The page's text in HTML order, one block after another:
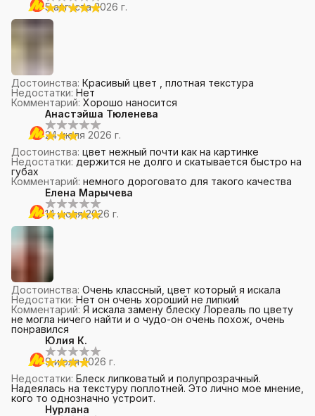
5 августа 2026 г.
Достоинства: Красивый цвет , плотная текстура
Недостатки: Нет
Комментарий: Хорошо наносится
Анастэйша Тюленева
24 июля 2026 г.
Достоинства: цвет нежный почти как на картинке
Недостатки: держится не долго и скатывается быстро на
губах
Комментарий: немного дороговато для такого качества
Елена Марычева
14 июля 2026 г.
Достоинства: Очень классный, цвет который я искала
Недостатки: Нет он очень хороший не липкий
Комментарий: Я искала замену блеску Лореаль по цвету
не могла ничего найти и о чудо-он очень похож, очень
понравился
Юлия К.
9 июля 2026 г.
Недостатки: Блеск липковатый и полупрозрачный.
Надеялась на текстуру поплотней. Это лично мое мнение,
кого то однозначно устроит.
Нурлана